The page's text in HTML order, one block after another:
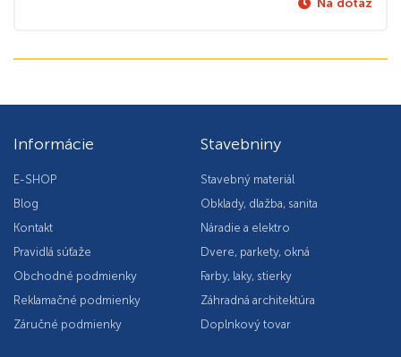
Na dotaz
Informácie
E-SHOP
Blog
Kontakt
Pravidlá súťaže
Obchodné podmienky
Reklamačné podmienky
Záručné podmienky
Stavebniny
Stavebný materiál
Obklady, dlažba, sanita
Náradie a elektro
Dvere, parkety, okná
Farby, laky, stierky
Záhradná architektúra
Doplnkový tovar